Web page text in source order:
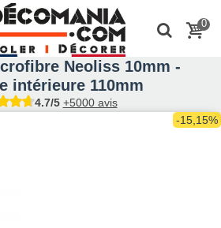
0
Neoliss 10mm -
intérieure 110mm
4.7/5 +5000 avis
-15,15%